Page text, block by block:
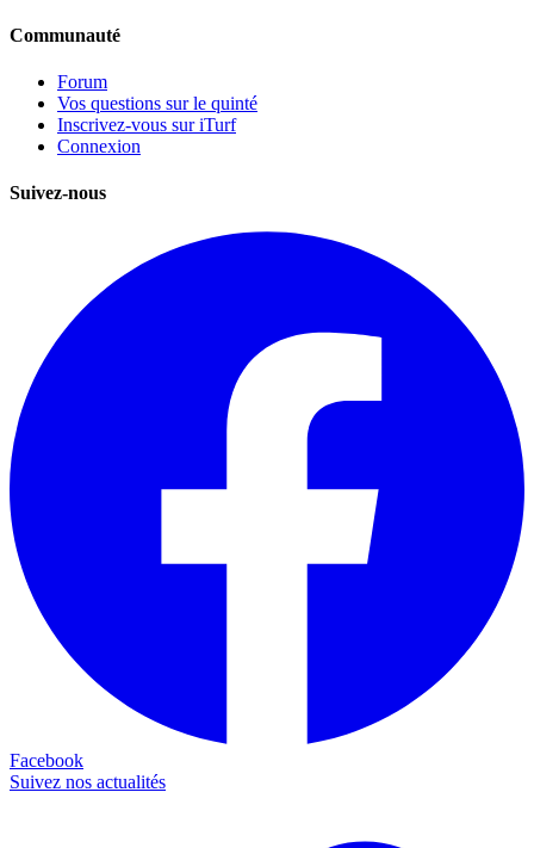
Communauté
Forum
Vos questions sur le quinté
Inscrivez-vous sur iTurf
Connexion
Suivez-nous
Facebook
Suivez nos actualités